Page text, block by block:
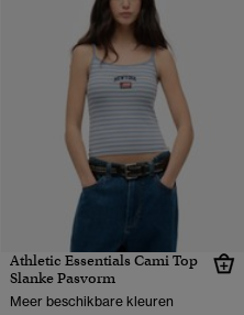
Athletic Essentials Cami Top
Slanke Pasvorm
Meer beschikbare kleuren